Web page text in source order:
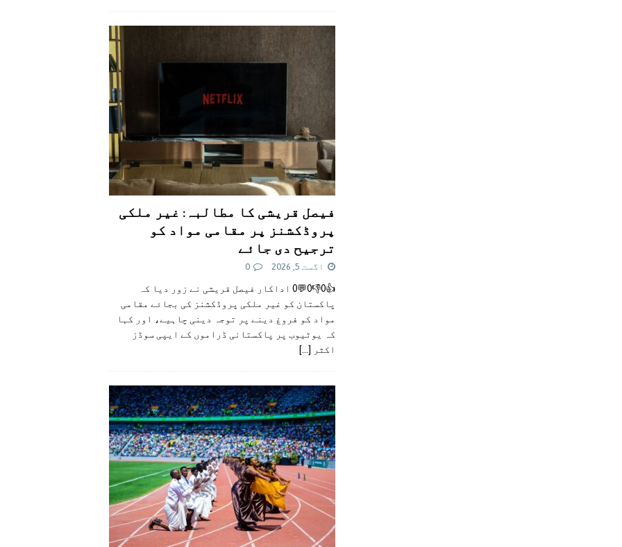
فیصل قریشی کا مطالبہ: غیر ملکی
پروڈکشنز پر مقامی مواد کو
ترجیح دی جائے
اگست 5, 2026 0
👍0👎0💬0 اداکار فیصل قریشی نے زور دیا کہ
پاکستان کو غیر ملکی پروڈکشنز کی بجائے مقامی
مواد کو فروغ دینے پر توجہ دینی چاہیے، اور کہا
کہ یوٹیوب پر پاکستانی ڈراموں کے ایپی سوڈز
اکثر
[...]